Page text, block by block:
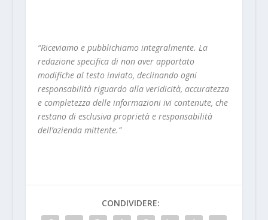
“Riceviamo e pubblichiamo integralmente. La
redazione specifica di non aver apportato
modifiche al testo inviato, declinando ogni
responsabilità riguardo alla veridicità, accuratezza
e completezza delle informazioni ivi contenute, che
restano di esclusiva proprietà e responsabilità
dell’azienda mittente.”
CONDIVIDERE: